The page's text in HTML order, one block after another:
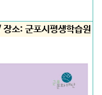
소: 군포시평생학습원